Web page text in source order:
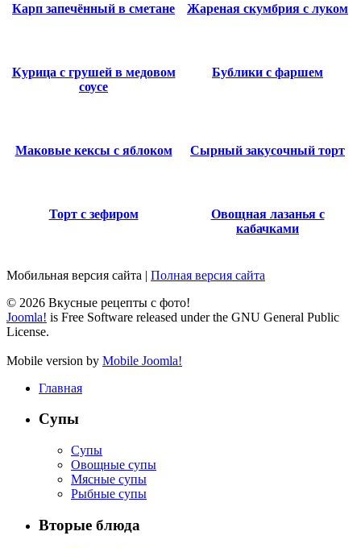
Карп запечённый в сметане Жареная скумбрия с луком
Курица с грушей в медовом
соусе
Бублики с фаршем
Маковые кексы с яблоком Сырный закусочный торт
Торт с зефиром
Овощная лазанья с
кабачками
Мобильная версия сайта | Полная версия сайта
© 2026 Вкусные рецепты с фото!
Joomla! is Free Software released under the GNU General Public
License.
Mobile version by Mobile Joomla!
Главная
Супы
Супы
Овощные супы
Мясные супы
Рыбные супы
Вторые блюда